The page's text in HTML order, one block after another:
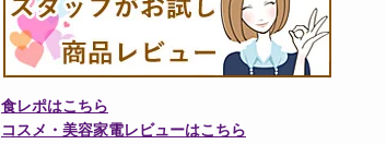
食レポはこちら
コスメ・美容家電レビューはこちら